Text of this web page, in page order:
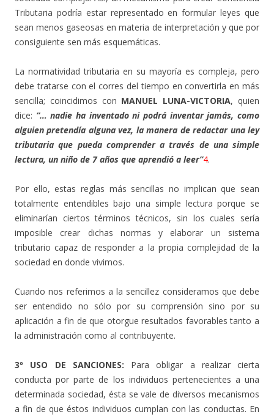
Tributaria podría estar representado en formular leyes que
sean menos gaseosas en materia de interpretación y que por
consiguiente sen más esquemáticas.
La normatividad tributaria en su mayoría es compleja, pero
debe tratarse con el corres del tiempo en convertirla en más
sencilla; coincidimos con MANUEL LUNA-VICTORIA, quien
dice: “… nadie ha inventado ni podrá inventar jamás, como
alguien pretendía alguna vez, la manera de redactar una ley
tributaria que pueda comprender a través de una simple
lectura, un niño de 7 años que aprendió a leer”4.
Por ello, estas reglas más sencillas no implican que sean
totalmente entendibles bajo una simple lectura porque se
eliminarían ciertos términos técnicos, sin los cuales sería
imposible crear dichas normas y elaborar un sistema
tributario capaz de responder a la propia complejidad de la
sociedad en donde vivimos.
Cuando nos referimos a la sencillez consideramos que debe
ser entendido no sólo por su comprensión sino por su
aplicación a fin de que otorgue resultados favorables tanto a
la administración como al contribuyente.
3º USO DE SANCIONES: Para obligar a realizar cierta
conducta por parte de los individuos pertenecientes a una
determinada sociedad, ésta se vale de diversos mecanismos
a fin de que éstos individuos cumplan con las conductas. En